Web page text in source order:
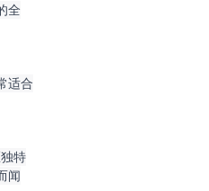
全
适合
特
闻